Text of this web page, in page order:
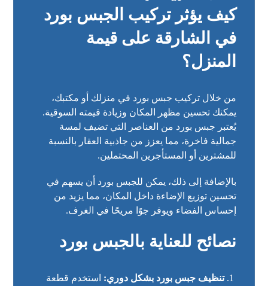
كيف يؤثر تركيب الجبس بورد
في الشارقة على قيمة
المنزل؟
من خلال تركيب جبس بورد في منزلك أو مكتبك،
يمكنك تحسين مظهر المكان وزيادة قيمته السوقية.
يُعتبر جبس بورد من العناصر التي تضيف لمسة
جمالية فاخرة، مما يعزز من جاذبية العقار بالنسبة
للمشترين أو المستأجرين المحتملين.
بالإضافة إلى ذلك، يمكن للجبس بورد أن يسهم في
تحسين توزيع الإضاءة داخل المكان، مما يزيد من
إحساس الفضاء ويوفر جوًا مريحًا في الغرف.
نصائح للعناية بالجبس بورد
تنظيف جبس بورد بشكل دوري: استخدم قطعة